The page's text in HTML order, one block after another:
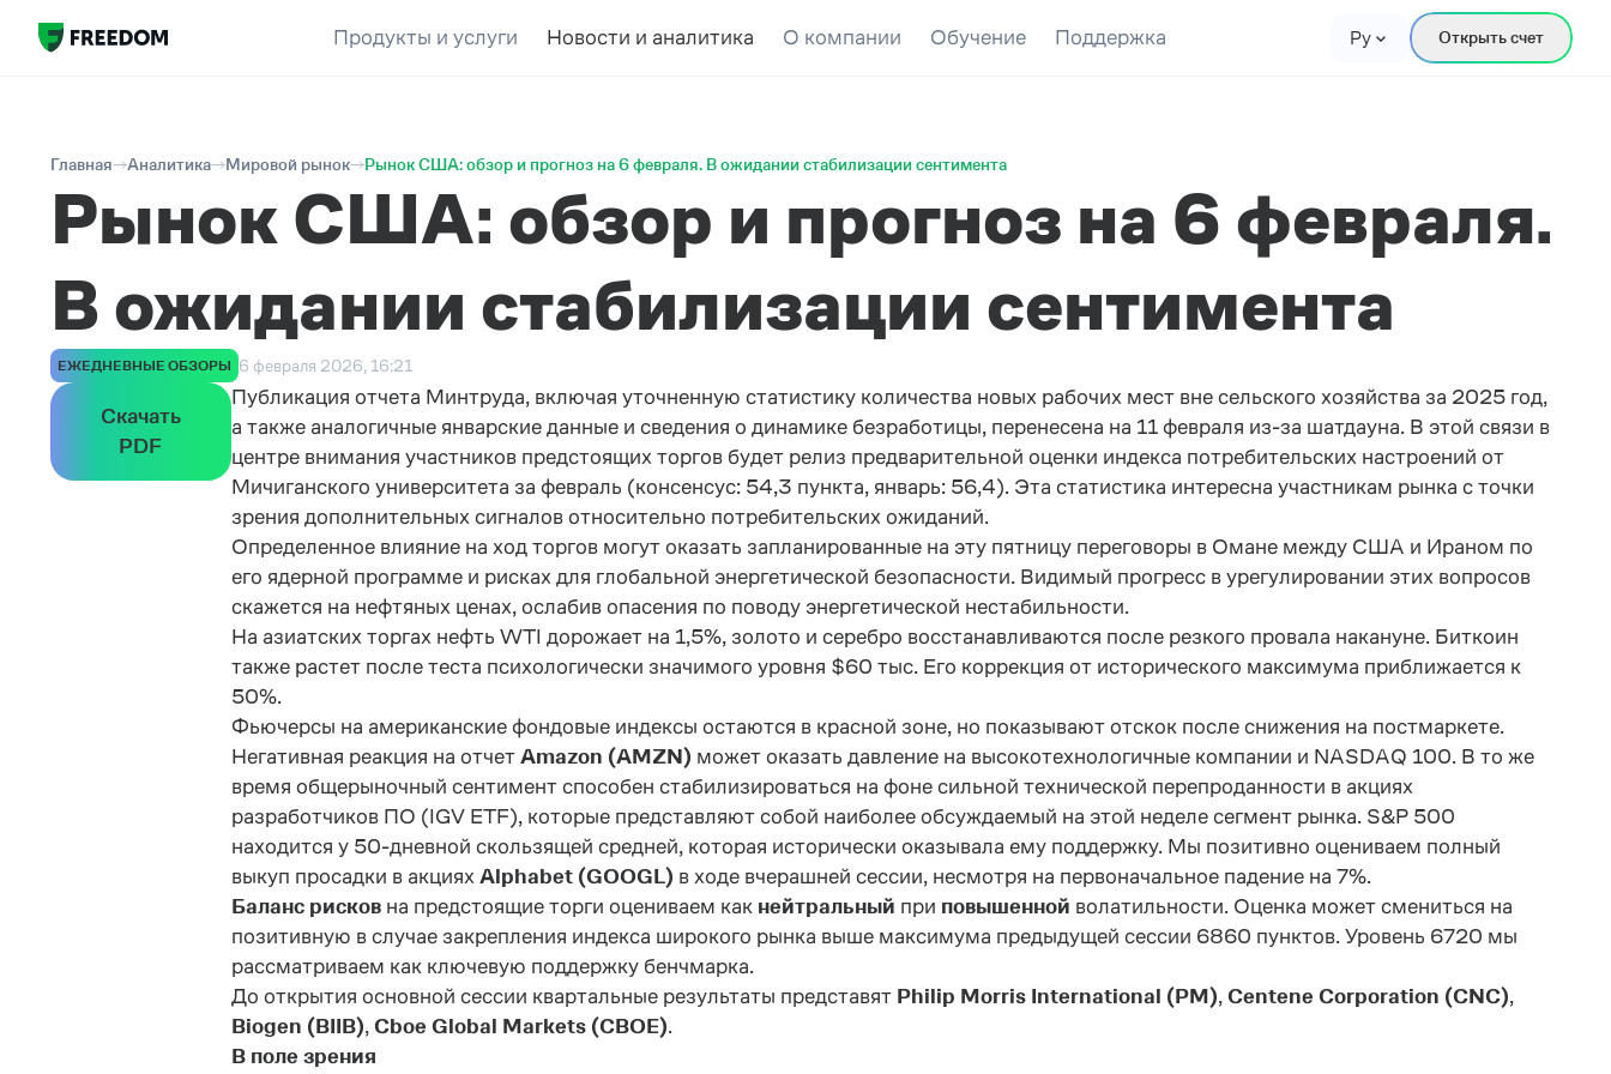
Продукты и услуги Новости и аналитика О компании Обучение Поддержка Ру Открыть счет
Главная Аналитика Мировой рынок Рынок США: обзор и прогноз на 6 февраля. В ожидании стабилизации сентимента
Рынок США: обзор и прогноз на 6 февраля.
В ожидании стабилизации сентимента
ЕЖЕДНЕВНЫЕ ОБЗОРЫ 6 февраля 2026, 16:21
Скачать
PDF
Публикация отчета Минтруда, включая уточненную статистику количества новых рабочих мест вне сельского хозяйства за 2025 год,
а также аналогичные январские данные и сведения о динамике безработицы, перенесена на 11 февраля из-за шатдауна. В этой связи в
центре внимания участников предстоящих торгов будет релиз предварительной оценки индекса потребительских настроений от
Мичиганского университета за февраль (консенсус: 54,3 пункта, январь: 56,4). Эта статистика интересна участникам рынка с точки
зрения дополнительных сигналов относительно потребительских ожиданий.
Определенное влияние на ход торгов могут оказать запланированные на эту пятницу переговоры в Омане между США и Ираном по
его ядерной программе и рисках для глобальной энергетической безопасности. Видимый прогресс в урегулировании этих вопросов
скажется на нефтяных ценах, ослабив опасения по поводу энергетической нестабильности.
На азиатских торгах нефть WTI дорожает на 1,5%, золото и серебро восстанавливаются после резкого провала накануне. Биткоин
также растет после теста психологически значимого уровня $60 тыс. Его коррекция от исторического максимума приближается к
50%.
Фьючерсы на американские фондовые индексы остаются в красной зоне, но показывают отскок после снижения на постмаркете.
Негативная реакция на отчет Amazon (AMZN) может оказать давление на высокотехнологичные компании и NASDAQ 100. В то же
время общерыночный сентимент способен стабилизироваться на фоне сильной технической перепроданности в акциях
разработчиков ПО (IGV ETF), которые представляют собой наиболее обсуждаемый на этой неделе сегмент рынка. S&P500
находится у 50-дневной скользящей средней, которая исторически оказывала ему поддержку. Мы позитивно оцениваем полный
выкуп просадки в акциях Alphabet(GOOGL) в ходе вчерашней сессии, несмотря на первоначальное падение на 7%.
Баланс рисковна предстоящие торги оцениваем как нейтральный при повышенной волатильности. Оценка может смениться на
позитивную в случае закрепления индекса широкого рынка выше максимума предыдущей сессии 6860 пунктов. Уровень 6720 мы
рассматриваем как ключевую поддержку бенчмарка.
До открытия основной сессии квартальные результаты представятPhilip Morris International (PM),Centene Corporation (CNC),
Biogen (BIIB),Cboe Global Markets (CBOE).
В поле зрения